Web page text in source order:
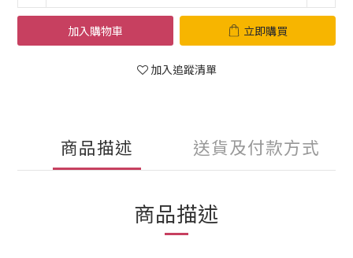
加入購物車 立即購買
加入追蹤清單
商品描述 送貨及付款方式
商品描述